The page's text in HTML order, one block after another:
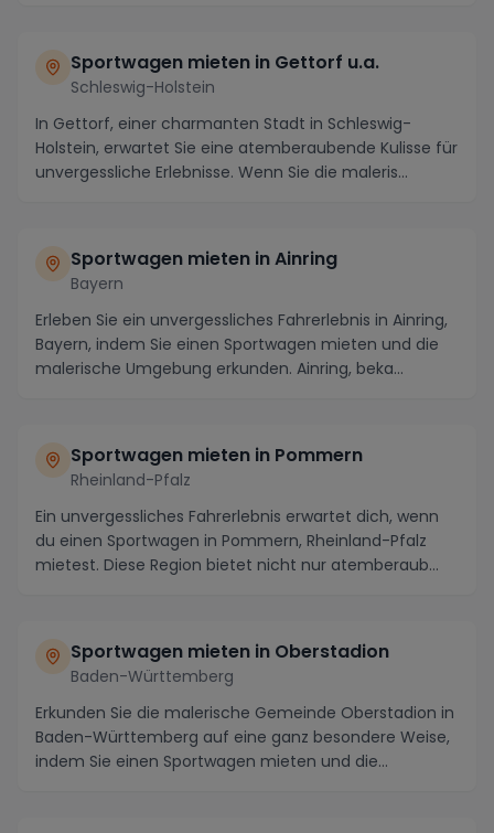
Sportwagen mieten in Gettorf u.a.
Schleswig-Holstein
In Gettorf, einer charmanten Stadt in Schleswig-
Holstein, erwartet Sie eine atemberaubende Kulisse für
unvergessliche Erlebnisse. Wenn Sie die maleris...
Sportwagen mieten in Ainring
Bayern
Erleben Sie ein unvergessliches Fahrerlebnis in Ainring,
Bayern, indem Sie einen Sportwagen mieten und die
malerische Umgebung erkunden. Ainring, beka...
Sportwagen mieten in Pommern
Rheinland-Pfalz
Ein unvergessliches Fahrerlebnis erwartet dich, wenn
du einen Sportwagen in Pommern, Rheinland-Pfalz
mietest. Diese Region bietet nicht nur atemberaub...
Sportwagen mieten in Oberstadion
Baden-Württemberg
Erkunden Sie die malerische Gemeinde Oberstadion in
Baden-Württemberg auf eine ganz besondere Weise,
indem Sie einen Sportwagen mieten und die